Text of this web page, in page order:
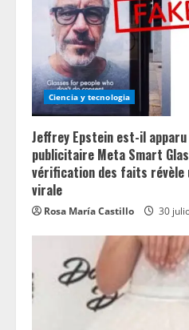
Ciencia y tecnologia
Jeffrey Epstein est-il
publicitaire Meta Smart
vérification des faits révèle
virale
Rosa María Castillo 30